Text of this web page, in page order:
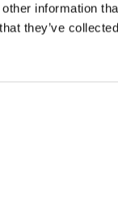
information
they’ve
RAZOR® 250 SC